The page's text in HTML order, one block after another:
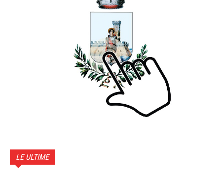
LE ULTIME